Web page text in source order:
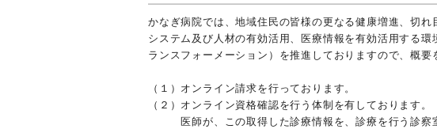
かなぎ病院では、地域住民の皆様の更なる健康増進、切れ
システム及び人材の有効活用、医療情報を有効活用する
ランスフォーメーション）を推進しておりますので、概要
（１）オンライン請求を行っております。
（２）オンライン資格確認を行う体制を有しております。
医師が、この取得した診療情報を、診療を行う診察